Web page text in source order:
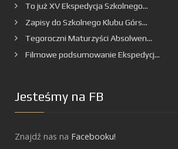
To już XV Ekspedycja Szkolnego...
Zapisy do Szkolnego Klubu Górs...
Tegoroczni Maturzyści Absolwen...
Filmowe podsumowanie Ekspedycj...
Jesteśmy na FB
Znajdź nas na Facebooku!